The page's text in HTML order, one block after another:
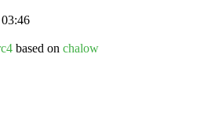
based on chalow